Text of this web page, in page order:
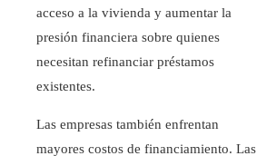
acceso a la vivienda y aumentar la
presión financiera sobre quienes
necesitan refinanciar préstamos
existentes.
Las empresas también enfrentan
mayores costos de financiamiento. Las